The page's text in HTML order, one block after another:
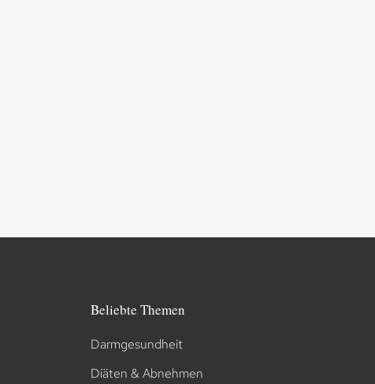
Beliebte Themen
Darmgesundheit
Diäten & Abnehmen